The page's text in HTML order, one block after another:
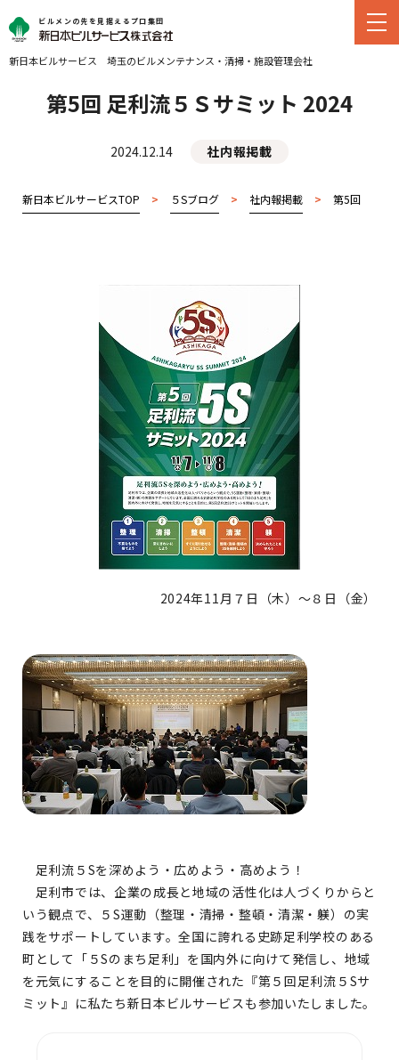
ビルメンの先を見据えるプロ集団
新日本ビルサービス 埼玉のビルメンテナンス・ 清掃・施設管理会社
第5回 足利流５Ｓサミット 2024
2024.12.14 社内報掲載
新日本ビルサービスTOP > ５Sブログ > 社内報掲載 > 第5回 足利
2024年11月７日（木）～８日（金）
足利流５Sを深めよう・広めよう・高めよう！
足利市では、企業の成長と地域の活性化は人づくりからと
いう観点で、５S運動（整理・清掃・整頓・清潔・躾）の実
践をサポートしています。全国に誇れる史跡足利学校のある
町として「５Sのまち足利」を国内外に向けて発信し、地域
を元気にすることを目的に開催された『第５回足利流５Sサ
ミット』に私たち新日本ビルサービスも参加いたしました。